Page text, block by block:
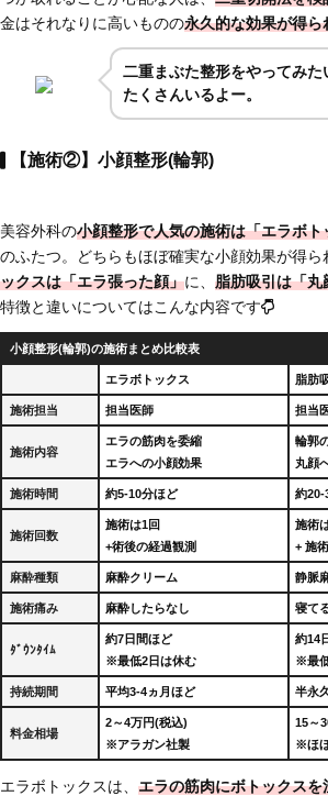
金はそれなりに高いものの永久的な効果が得ら
二重まぶた整形をやってみた
たくさんいるよー。
【施術②】小顔整形(輪郭)
美容外科の小顔整形で人気の施術は「エラボ
のふたつ。どちらもほぼ確実な小顔効果が得ら
ックスは「エラ張った顔」に、 脂肪吸引は「丸
特徴と違いについてはこんな内容です
小顔整形(輪郭)の施術まとめ比較表
エラボトックス 脂肪
施術担当 担当医師 担当
施術内容
エラの筋肉を委縮
エラへの小顔効果
輪郭
丸顔
施術時間 約5-10分ほど 約20-
施術回数
施術は1回
+術後の経過観測
施術
+ 施
麻酔種類 麻酔クリーム 静脈
施術痛み 麻酔したらなし 寝て
ﾀﾞｳﾝﾀｲﾑ
約7日間ほど
※最低2日は休む
約14
※最
持続期間 平均3-4ヵ月ほど 半永
料金相場
2～4万円(税込)
※アラガン社製
15～
※ほ
エラボトックスは、 エラの筋肉にボトックスを